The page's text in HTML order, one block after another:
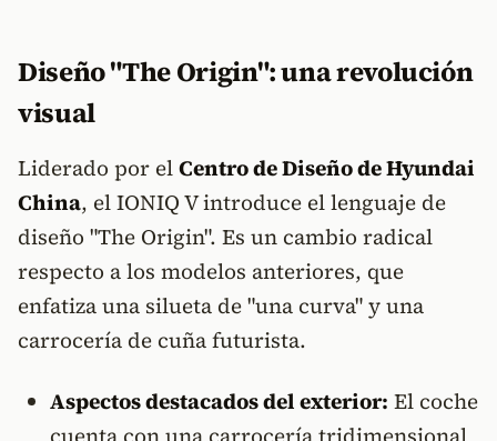
Diseño "The Origin": una revolución
visual
Liderado por elCentro de Diseño de Hyundai
China, el IONIQ V introduce el lenguaje de
diseño "The Origin". Es un cambio radical
respecto a los modelos anteriores, que
enfatiza una silueta de "una curva" y una
carrocería de cuña futurista.
Aspectos destacados del exterior: El coche